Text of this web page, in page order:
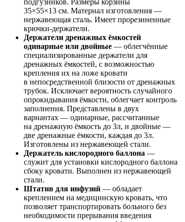
35×55×13 см. Материал изготовления —
нержавеющая сталь. Имеет прорезиненные
крючки-держатели.
Держатели дренажных ёмкостей
одинарные или двойные — облегчённые
специализированные держатели для
дренажных ёмкостей, с возможностью
крепления их на ложе кровати
в непосредственной близости от дренажных
трубок. Исключает вероятность случайного
опрокидывания ёмкости, облегчает контроль
заполнения. Представлены в двух
вариантах — одинарные, рассчитанные
на дренажную ёмкость до 3л, и двойные —
две дренажные ёмкости, каждая до 3л.
Изготовлены из нержавеющей стали.
Держатель кислородного баллона —
служит для установки кислородного баллона
сбоку кровати. Выполнен из нержавеющей
стали.
Штатив для инфузий — обладает
креплением на медицинскую кровать, что
позволяет транспортировать больного без
необходимости прерывания введения